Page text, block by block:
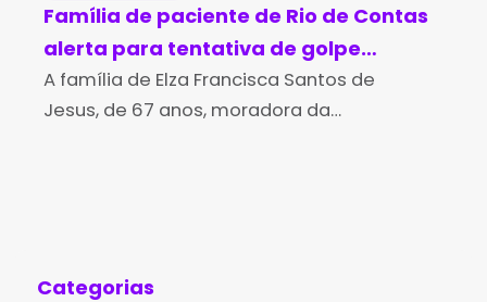
Família de paciente de Rio de Contas
alerta para tentativa de golpe
durante campanha para compra de
medicamento de alto custo
A família de Elza Francisca Santos de
Jesus, de 67 anos, moradora da
Categorias